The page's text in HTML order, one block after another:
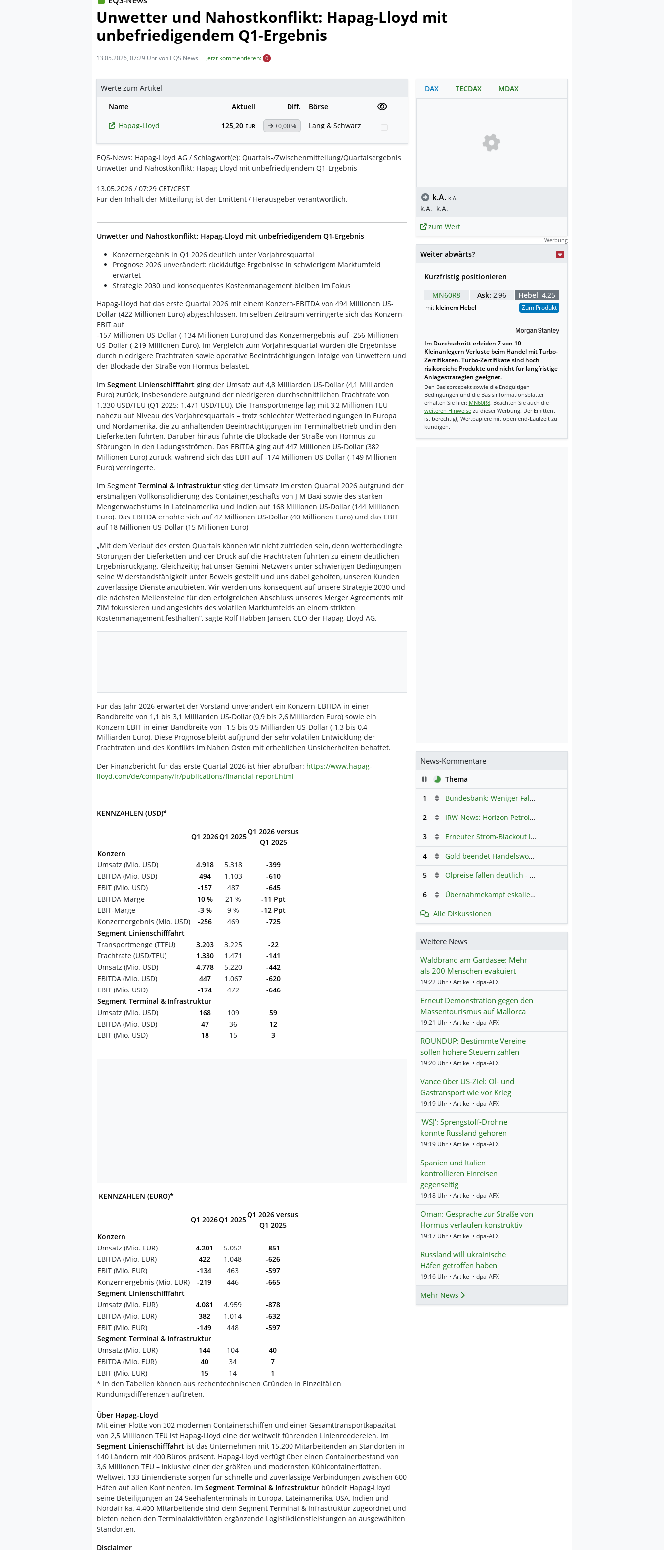
Unwetter und Nahostkonflikt: Hapag-Lloyd mit
unbefriedigendem Q1-Ergebnis
13.05.2026, 07:29 Uhr von EQS News Jetzt kommentieren: 0
Werte zum Artikel
Name Aktuell Diff.
Börse
Hapag-Lloyd
125,20 EUR ±0,00 % Lang & Schwarz
EQS-News: Hapag-Lloyd AG / Schlagwort(e): Quartals-/Zwischenmitteilung/Quartalsergebnis
Unwetter und Nahostkonflikt: Hapag-Lloyd mit unbefriedigendem Q1-Ergebnis
13.05.2026 / 07:29 CET/CEST
Für den Inhalt der Mitteilung ist der Emittent / Herausgeber verantwortlich.
Unwetter und Nahostkonflikt: Hapag-Lloyd mit unbefriedigendem Q1-Ergebnis
Konzernergebnis in Q1 2026 deutlich unter Vorjahresquartal
Prognose 2026 unverändert: rückläufige Ergebnisse in schwierigem Marktumfeld
erwartet
Strategie 2030 und konsequentes Kostenmanagement bleiben im Fokus
Hapag-Lloyd hat das erste Quartal 2026 mit einem Konzern-EBITDA von 494 Millionen US-
Dollar (422 Millionen Euro) abgeschlossen. Im selben Zeitraum verringerte sich das Konzern-
EBIT auf
-157 Millionen US-Dollar (-134 Millionen Euro) und das Konzernergebnis auf -256 Millionen
US-Dollar (-219 Millionen Euro). Im Vergleich zum Vorjahresquartal wurden die Ergebnisse
durch niedrigere Frachtraten sowie operative Beeinträchtigungen infolge von Unwettern und
der Blockade der Straße von Hormus belastet.
Im Segment Linienschifffahrt ging der Umsatz auf 4,8 Milliarden US-Dollar (4,1 Milliarden
Euro) zurück, insbesondere aufgrund der niedrigeren durchschnittlichen Frachtrate von
1.330 USD/TEU (Q1 2025: 1.471 USD/TEU). Die Transportmenge lag mit 3,2 Millionen TEU
nahezu auf Niveau des Vorjahresquartals – trotz schlechter Wetterbedingungen in Europa
und Nordamerika, die zu anhaltenden Beeinträchtigungen im Terminalbetrieb und in den
Lieferketten führten. Darüber hinaus führte die Blockade der Straße von Hormus zu
Störungen in den Ladungsströmen. Das EBITDA ging auf 447 Millionen US-Dollar (382
Millionen Euro) zurück, während sich das EBIT auf -174 Millionen US-Dollar (-149 Millionen
Euro) verringerte.
Im Segment Terminal & Infrastruktur stieg der Umsatz im ersten Quartal 2026 aufgrund der
erstmaligen Vollkonsolidierung des Containergeschäfts von J M Baxi sowie des starken
Mengenwachstums in Lateinamerika und Indien auf 168 Millionen US-Dollar (144 Millionen
Euro). Das EBITDA erhöhte sich auf 47 Millionen US-Dollar (40 Millionen Euro) und das EBIT
auf 18 Millionen US-Dollar (15 Millionen Euro).
„Mit dem Verlauf des ersten Quartals können wir nicht zufrieden sein, denn wetterbedingte
Störungen der Lieferketten und der Druck auf die Frachtraten führten zu einem deutlichen
Ergebnisrückgang. Gleichzeitig hat unser Gemini-Netzwerk unter schwierigen Bedingungen
seine Widerstandsfähigkeit unter Beweis gestellt und uns dabei geholfen, unseren Kunden
zuverlässige Dienste anzubieten. Wir werden uns konsequent auf unsere Strategie 2030 und
die nächsten Meilensteine für den erfolgreichen Abschluss unseres Merger Agreements mit
ZIM fokussieren und angesichts des volatilen Marktumfelds an einem strikten
Kostenmanagement festhalten“, sagte Rolf Habben Jansen, CEO der Hapag-Lloyd AG.
Für das Jahr 2026 erwartet der Vorstand unverändert ein Konzern-EBITDA in einer
Bandbreite von 1,1 bis 3,1 Milliarden US-Dollar (0,9 bis 2,6 Milliarden Euro) sowie ein
Konzern-EBIT in einer Bandbreite von -1,5 bis 0,5 Milliarden US-Dollar (-1,3 bis 0,4
Milliarden Euro). Diese Prognose bleibt aufgrund der sehr volatilen Entwicklung der
Frachtraten und des Konflikts im Nahen Osten mit erheblichen Unsicherheiten behaftet.
Der Finanzbericht für das erste Quartal 2026 ist hier abrufbar: https://www.hapag-
lloyd.com/de/company/ir/publications/financial-report.html
KENNZAHLEN (USD)*
Q1 2026Q1 2025
Q1 2026 versus
Q1 2025
Konzern
Umsatz (Mio. USD)
4.918 5.318
-399
EBITDA (Mio. USD)
494 1.103
-610
EBIT (Mio. USD)
-157 487
-645
EBITDA-Marge
10 % 21 %
-11 Ppt
EBIT-Marge
-3 % 9 %
-12 Ppt
Konzernergebnis (Mio. USD)
-256 469
-725
Segment Linienschifffahrt
Transportmenge (TTEU)
3.203 3.225
-22
Frachtrate (USD/TEU)
1.330 1.471
-141
Umsatz (Mio. USD)
4.778 5.220
-442
EBITDA (Mio. USD)
447 1.067
-620
EBIT (Mio. USD)
-174 472
-646
Segment Terminal & Infrastruktur
Umsatz (Mio. USD)
168 109
59
EBITDA (Mio. USD)
47 36
12
EBIT (Mio. USD)
18 15 3
KENNZAHLEN (EURO)*
Q1 2026Q1 2025
Q1 2026 versus
Q1 2025
Konzern
Umsatz (Mio. EUR)
4.201 5.052
-851
EBITDA (Mio. EUR)
422 1.048
-626
EBIT (Mio. EUR)
-134 463
-597
Konzernergebnis (Mio. EUR)
-219 446
-665
Segment Linienschifffahrt
Umsatz (Mio. EUR)
4.081 4.959
-878
EBITDA (Mio. EUR)
382 1.014
-632
EBIT (Mio. EUR)
-149 448
-597
Segment Terminal & Infrastruktur
Umsatz (Mio. EUR)
144 104
40
EBITDA (Mio. EUR)
40 34
7
EBIT (Mio. EUR)
15 14
1
* In den Tabellen können aus rechentechnischen Gründen in Einzelfällen
Rundungsdifferenzen auftreten.
Über Hapag-Lloyd
Mit einer Flotte von 302 modernen Containerschiffen und einer Gesamttransportkapazität
von 2,5 Millionen TEU ist Hapag-Lloyd eine der weltweit führenden Linienreedereien. Im
Segment Linienschifffahrt ist das Unternehmen mit 15.200 Mitarbeitenden an Standorten in
140 Ländern mit 400 Büros präsent. Hapag-Lloyd verfügt über einen Containerbestand von
3,6 Millionen TEU – inklusive einer der größten und modernsten Kühlcontainerflotten.
Weltweit 133 Liniendienste sorgen für schnelle und zuverlässige Verbindungen zwischen 600
Häfen auf allen Kontinenten. Im Segment Terminal & Infrastruktur bündelt Hapag-Lloyd
seine Beteiligungen an 24 Seehafenterminals in Europa, Lateinamerika, USA, Indien und
Nordafrika. 4.400 Mitarbeitende sind dem Segment Terminal & Infrastruktur zugeordnet und
bieten neben den Terminalaktivitäten ergänzende Logistikdienstleistungen an ausgewählten
Standorten.
Disclaimer
DAX TECDAX MDAX
k.A. k.A.
k.A. k.A.
zum Wert
Werbung
Weiter abwärts?
Kurzfristig positionieren
MN60R8
Ask: 2,96 Hebel: 4,25
mit kleinem Hebel Zum Produkt
Im Durchschnitt erleiden 7 von 10
Kleinanlegern Verluste beim Handel mit Turbo-
Zertifikaten. Turbo-Zertifikate sind hoch
risikoreiche Produkte und nicht für langfristige
Anlagestrategien geeignet.
Den Basisprospekt sowie die Endgültigen
Bedingungen und die Basisinformationsblätter
erhalten Sie hier: MN60R8. Beachten Sie auch die
weiteren Hinweisezu dieser Werbung. Der Emittent
ist berechtigt, Wertpapiere mit open end-Laufzeit zu
kündigen.
News-Kommentare
PauseThema
1
Bundesbank: Weniger Falschgeld in Deutschland
2 IRW-News: Horizon Petroleum Ltd. : Horizon Petroleum beginnt mit der Testförderung im Projekt Lachowice in Polen und schließt die Platzierung einer überzeichneten Wandelanleihe ab
3 Erneuter Strom-Blackout legt ganz Kuba lahm
4 Gold beendet Handelswoche mit Knall: Barrick Mining – Ist diese Aktie wieder ein Kauf?
5 Ölpreise fallen deutlich - Fortschritte zwischen USA und Iran belasten
6 Übernahmekampf eskaliert: Wird die Commerzbank italienisch?
Alle Diskussionen
Weitere News
Waldbrand am Gardasee: Mehr
als 200 Menschen evakuiert
19:22 Uhr • Artikel • dpa-AFX
Erneut Demonstration gegen den
Massentourismus auf Mallorca
19:21 Uhr • Artikel • dpa-AFX
ROUNDUP: Bestimmte Vereine
sollen höhere Steuern zahlen
19:20 Uhr • Artikel • dpa-AFX
Vance über US-Ziel: Öl- und
Gastransport wie vor Krieg
19:19 Uhr • Artikel • dpa-AFX
'WSJ': Sprengstoff-Drohne
könnte Russland gehören
19:19 Uhr • Artikel • dpa-AFX
Spanien und Italien
kontrollieren Einreisen
gegenseitig
19:18 Uhr • Artikel • dpa-AFX
Oman: Gespräche zur Straße von
Hormus verlaufen konstruktiv
19:17 Uhr • Artikel • dpa-AFX
Russland will ukrainische
Häfen getroffen haben
19:16 Uhr • Artikel • dpa-AFX
Mehr News